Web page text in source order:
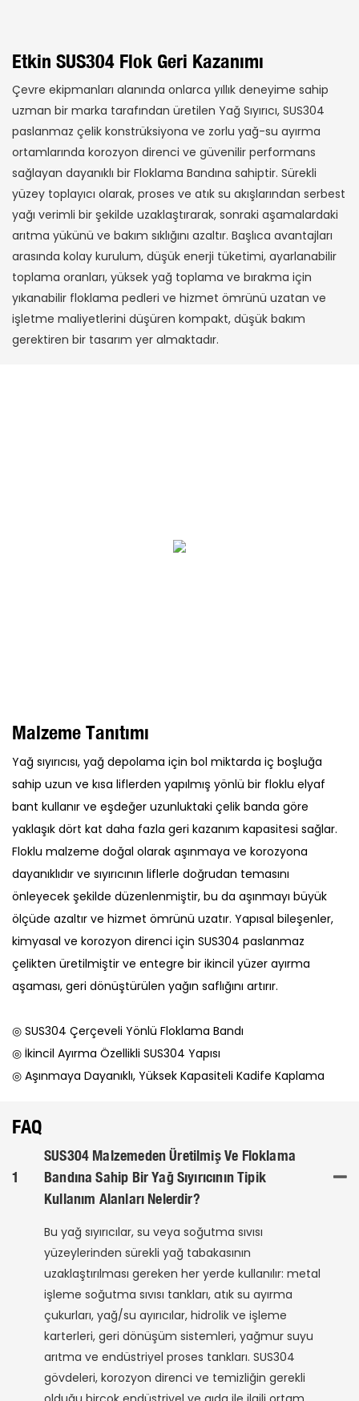
Etkin SUS304 Flok Geri Kazanımı
Çevre ekipmanları alanında onlarca yıllık deneyime sahip
uzman bir marka tarafından üretilen Yağ Sıyırıcı, SUS304
paslanmaz çelik konstrüksiyona ve zorlu yağ-su ayırma
ortamlarında korozyon direnci ve güvenilir performans
sağlayan dayanıklı bir Floklama Bandına sahiptir. Sürekli
yüzey toplayıcı olarak, proses ve atık su akışlarından serbest
yağı verimli bir şekilde uzaklaştırarak, sonraki aşamalardaki
arıtma yükünü ve bakım sıklığını azaltır. Başlıca avantajları
arasında kolay kurulum, düşük enerji tüketimi, ayarlanabilir
toplama oranları, yüksek yağ toplama ve bırakma için
yıkanabilir floklama pedleri ve hizmet ömrünü uzatan ve
işletme maliyetlerini düşüren kompakt, düşük bakım
gerektiren bir tasarım yer almaktadır.
Malzeme Tanıtımı
Yağ sıyırıcısı, yağ depolama için bol miktarda iç boşluğa
sahip uzun ve kısa liflerden yapılmış yönlü bir floklu elyaf
bant kullanır ve eşdeğer uzunluktaki çelik banda göre
yaklaşık dört kat daha fazla geri kazanım kapasitesi sağlar.
Floklu malzeme doğal olarak aşınmaya ve korozyona
dayanıklıdır ve sıyırıcının liflerle doğrudan temasını
önleyecek şekilde düzenlenmiştir, bu da aşınmayı büyük
ölçüde azaltır ve hizmet ömrünü uzatır. Yapısal bileşenler,
kimyasal ve korozyon direnci için SUS304 paslanmaz
çelikten üretilmiştir ve entegre bir ikincil yüzer ayırma
aşaması, geri dönüştürülen yağın saflığını artırır.
◎ SUS304 Çerçeveli Yönlü Floklama Bandı
◎ İkincil Ayırma Özellikli SUS304 Yapısı
◎ Aşınmaya Dayanıklı, Yüksek Kapasiteli Kadife Kaplama
FAQ
1
SUS304 Malzemeden Üretilmiş Ve Floklama
Bandına Sahip Bir Yağ Sıyırıcının Tipik
Kullanım Alanları Nelerdir?
Bu yağ sıyırıcılar, su veya soğutma sıvısı
yüzeylerinden sürekli yağ tabakasının
uzaklaştırılması gereken her yerde kullanılır: metal
işleme soğutma sıvısı tankları, atık su ayırma
çukurları, yağ/su ayırıcılar, hidrolik ve işleme
karterleri, geri dönüşüm sistemleri, yağmur suyu
arıtma ve endüstriyel proses tankları. SUS304
gövdeleri, korozyon direnci ve temizliğin gerekli